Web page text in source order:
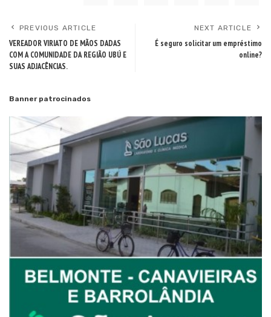
PREVIOUS ARTICLE
VEREADOR VIRIATO DE MÃOS DADAS
COM A COMUNIDADE DA REGIÃO UBÚ E
SUAS ADJACÊNCIAS.
NEXT ARTICLE
É seguro solicitar um empréstimo
online?
Banner patrocinados